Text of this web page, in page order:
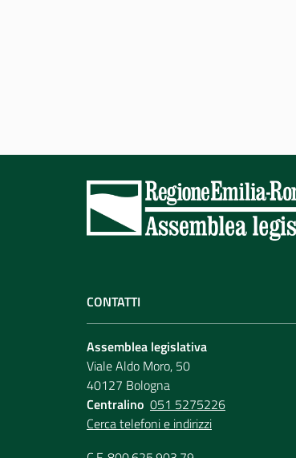
CONTATTI
Assemblea legislativa
Viale Aldo Moro, 50
40127 Bologna
Centralino 051 5275226
Cerca telefoni e indirizzi